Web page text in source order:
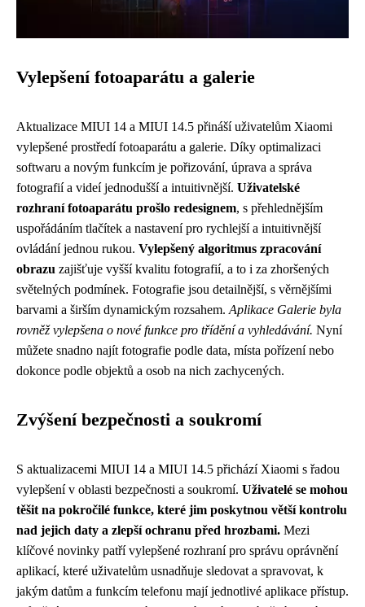
Vylepšení fotoaparátu a galerie
Aktualizace MIUI 14 a MIUI 14.5 přináší uživatelům Xiaomi
vylepšené prostředí fotoaparátu a galerie. Díky optimalizaci
softwaru a novým funkcím je pořizování, úprava a správa
fotografií a videí jednodušší a intuitivnější. Uživatelské
rozhraní fotoaparátu prošlo redesignem, s přehlednějším
uspořádáním tlačítek a nastavení pro rychlejší a intuitivnější
ovládání jednou rukou. Vylepšený algoritmus zpracování
obrazu zajišťuje vyšší kvalitu fotografií, a to i za zhoršených
světelných podmínek. Fotografie jsou detailnější, s věrnějšími
barvami a širším dynamickým rozsahem. Aplikace Galerie byla
rovněž vylepšena o nové funkce pro třídění a vyhledávání. Nyní
můžete snadno najít fotografie podle data, místa pořízení nebo
dokonce podle objektů a osob na nich zachycených.
Zvýšení bezpečnosti a soukromí
S aktualizacemi MIUI 14 a MIUI 14.5 přichází Xiaomi s řadou
vylepšení v oblasti bezpečnosti a soukromí. Uživatelé se mohou
těšit na pokročilé funkce, které jim poskytnou větší kontrolu
nad jejich daty a zlepší ochranu před hrozbami. Mezi
klíčové novinky patří vylepšené rozhraní pro správu oprávnění
aplikací, které uživatelům usnadňuje sledovat a spravovat, k
jakým datům a funkcím telefonu mají jednotlivé aplikace přístup.